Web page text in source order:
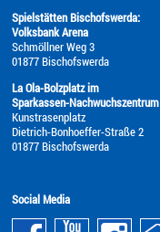
Spielstätten Bischofswerda:
Volksbank Arena
Schmöllner Weg 3
01877 Bischofswerda
La Ola-Bolzplatz im
Sparkassen-Nachwuchszentrum
Kunstrasenplatz
Dietrich-Bonhoeffer-Straße 2
01877 Bischofswerda
Social Media